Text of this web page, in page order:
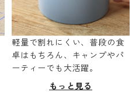
軽量で割れにくい、普段の食
卓はもちろん、キャンプやパ
ーティーでも大活躍。
もっと見る